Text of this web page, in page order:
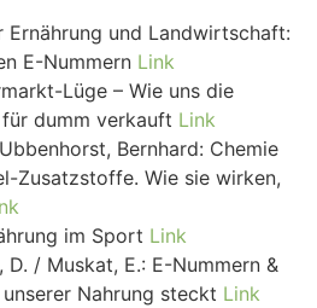
Ernährung und Landwirtschaft:
E-Nummern Link
Lüge – Wie uns die
dumm verkauft Link
Bernhard: Chemie
Zusatzstoffe. Wie sie wirken,
im Sport Link
/ Muskat, E.: E-Nummern &
Nahrung steckt Link